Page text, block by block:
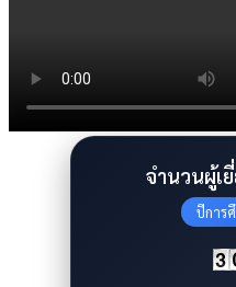
จำนวนผู้เ
ปีการ